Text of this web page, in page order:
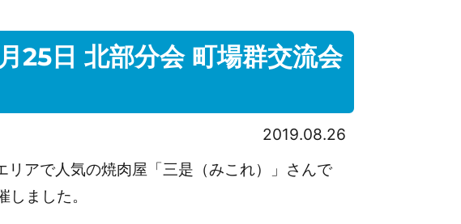
25日 北部分会 町場群交流会
2019.08.26
アで人気の焼肉屋「三是（みこれ）」さんで
ました。